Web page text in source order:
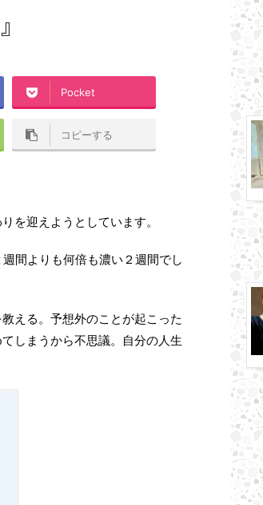
Pocket
コピーする
を迎えようとしています。
間よりも何倍も濃い２週間でし
える。予想外のことが起こった
しまうから不思議。自分の人生